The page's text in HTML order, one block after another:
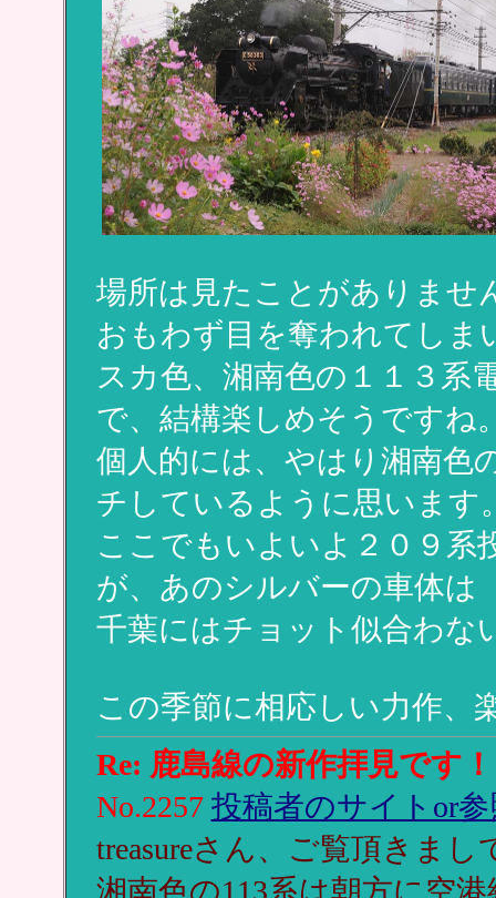
場所は見たことがありませ
おもわず目を奪われてしま
スカ色、湘南色の１１３系
で、結構楽しめそうですね
個人的には、やはり湘南色
チしているように思います
ここでもいよいよ２０９系
が、あのシルバーの車体は
千葉にはチョット似合わ
この季節に相応しい力作、
Re: 鹿島線の新作拝見です！
No.2257 投稿者のサイトor
treasureさん、ご覧頂きま
湘南色の113系は朝方に空